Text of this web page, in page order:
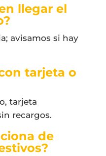
llegar el
avisamos si hay
tarjeta o
tarjeta
recargos.
de